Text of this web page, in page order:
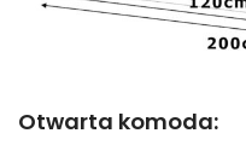
Otwarta komoda: